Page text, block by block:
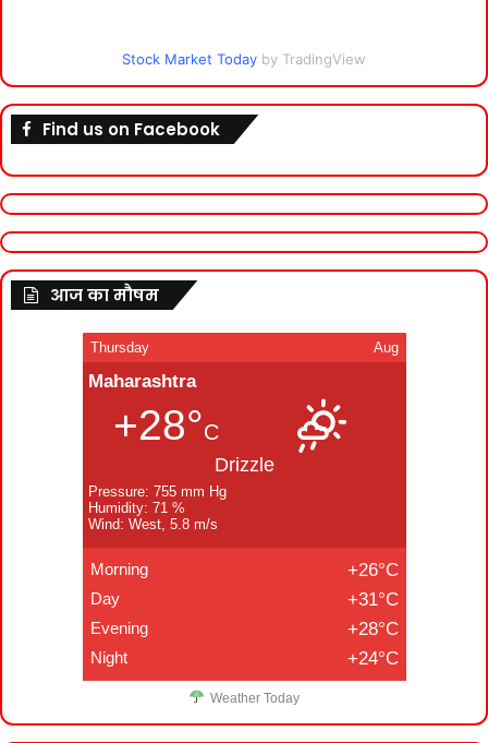
Stock Market Today by TradingView
Find us on Facebook
आज का मौषम
Thursday Aug
Maharashtra
+28°C
Drizzle
Pressure: 755 mm Hg
Humidity: 71 %
Wind: West, 5.8 m/s
Morning +26°C
Day +31°C
Evening +28°C
Night +24°C
Weather Today